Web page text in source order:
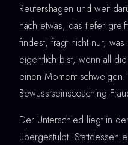
Reutershagen und weit
nach etwas, das tiefer
findest, fragt nicht nur,
eigentlich bist, wenn all
einen Moment
Bewusstseinscoaching
Der Unterschied liegt in
übergestülpt. Stattdessen